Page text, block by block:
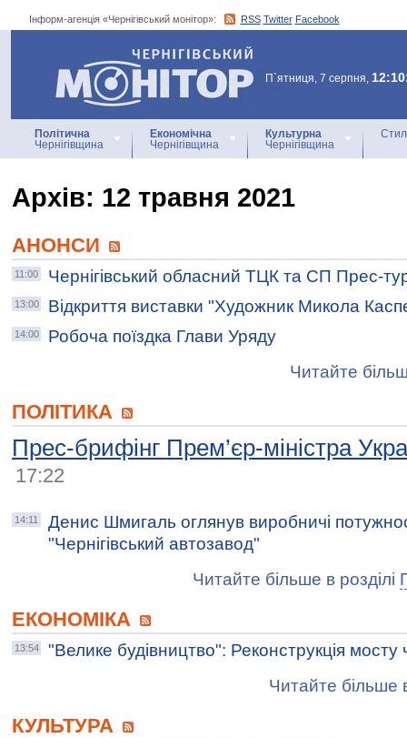
Інформ-агенція «Чернігівський монітор»: RSS Twitter Facebook
Інформ-агенція
«Чернігівський монітор»
П`ятниця, 7 серпня,
Політична
Чернігівщина
Економічна
Чернігівщина
Культурна
Чернігівщина
Архiв: 12 травня 2021
АНОНСИ
11:00 Чернігівський обласний ТЦК та СП Прес-
13:00 Відкриття виставки "Художник Микола
14:00
Робоча поїздка Глави Уряду
Читайте
ПОЛІТИКА
Прес-брифінг Прем’єр-міністра
17:22
14:11
Денис Шмигаль оглянув виробничі
"Чернігівський автозавод"
Читайте більше в розділі
ЕКОНОМІКА
13:54
"Велике будівництво": Реконструкція мосту
Читайте більше
КУЛЬТУРА